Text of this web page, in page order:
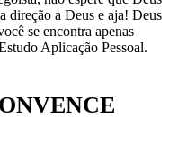
direção a Deus e aja! Deus
se encontra apenas
Aplicação Pessoal.